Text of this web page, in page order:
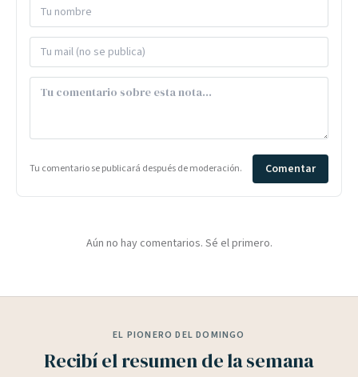
Tu comentario se publicará después de moderación. Comentar
Aún no hay comentarios. Sé el primero.
EL PIONERO DEL DOMINGO
Recibí el resumen de la semana